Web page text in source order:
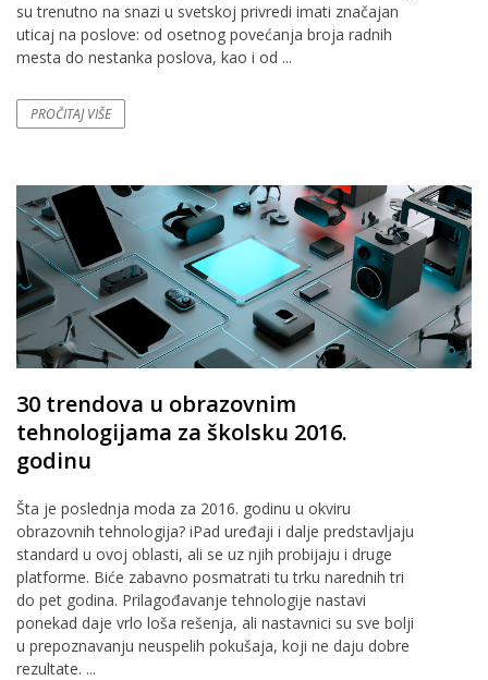
su trenutno na snazi u svetskoj privredi imati značajan
uticaj na poslove: od osetnog povećanja broja radnih
mesta do nestanka poslova, kao i od ...
PROČITAJ VIŠE
30 trendova u obrazovnim
tehnologijama za školsku 2016.
godinu
Šta je poslednja moda za 2016. godinu u okviru
obrazovnih tehnologija? iPad uređaji i dalje predstavljaju
standard u ovoj oblasti, ali se uz njih probijaju i druge
platforme. Biće zabavno posmatrati tu trku narednih tri
do pet godina. Prilagođavanje tehnologije nastavi
ponekad daje vrlo loša rešenja, ali nastavnici su sve bolji
u prepoznavanju neuspelih pokušaja, koji ne daju dobre
rezultate. ...